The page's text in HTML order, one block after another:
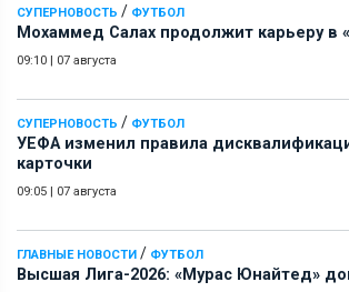
СУПЕРНОВОСТЬ / ФУТБОЛ
Мохаммед Салах продолжит карьеру в
09:10 | 07 августа
СУПЕРНОВОСТЬ / ФУТБОЛ
УЕФА изменил правила
карточки
09:05 | 07 августа
ГЛАВНЫЕ НОВОСТИ / ФУТБОЛ
Высшая Лига-2026: «Мурас Юнайтед»